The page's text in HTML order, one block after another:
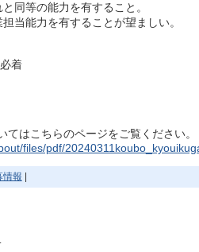
同等の能力を有すること。
当能力を有することが望ましい。
着
はこちらのページをご覧ください。
files/pdf/
情報